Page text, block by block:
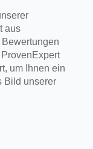
aus
um Ihnen ein
Bild unserer